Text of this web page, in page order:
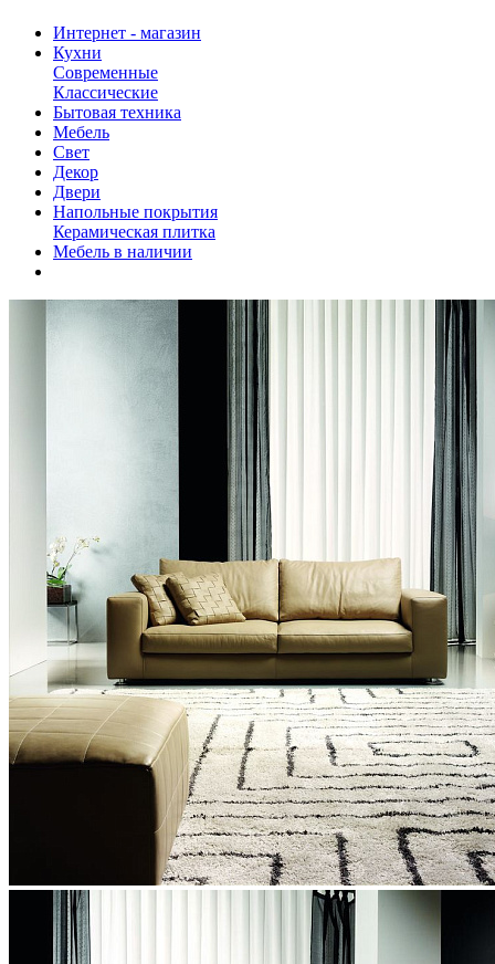
Интернет - магазин
Кухни
Современные
Классические
Бытовая техника
Мебель
Свет
Декор
Двери
Напольные покрытия
Керамическая плитка
Мебель в наличии